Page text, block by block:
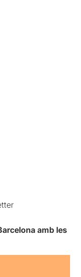
amb les